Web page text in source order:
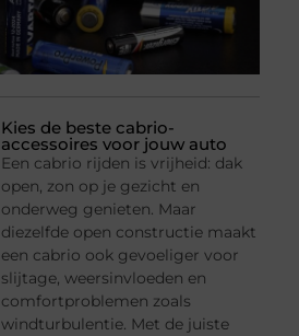
Kies de beste cabrio-
accessoires voor jouw auto
Een cabrio rijden is vrijheid: dak
open, zon op je gezicht en
onderweg genieten. Maar
diezelfde open constructie maakt
een cabrio ook gevoeliger voor
slijtage, weersinvloeden en
comfortproblemen zoals
windturbulentie. Met de juiste